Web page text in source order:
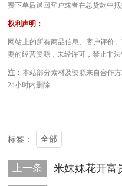
费下单后退回客户或者在总货款中抵
权利声明：
网站上的所有商品信息、客户评价
要的经营资源，未经许可，禁止非法
注： 本站部分素材及资源来自合作
24小时内删除
标签： 全部
上一条 米妹妹花开富